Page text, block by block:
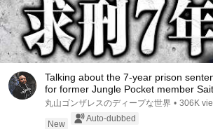
Talking about the 7-year prison
for former Jungle Pocket member
丸山ゴンザレスのディープな世界 • 306K
New
Auto-dubbed